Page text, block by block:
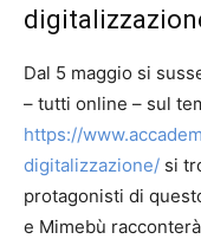
Dal 5 maggio si
– tutti online – sul
https://
digitalizzazione/ si
protagonisti di
e Mimebù